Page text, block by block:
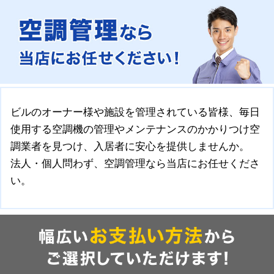
ビルのオーナー様や施設を管理されている皆様、毎日
使用する空調機の管理やメンテナンスのかかりつけ空
調業者を見つけ、入居者に安心を提供しませんか。
法人・個人問わず、空調管理なら当店にお任せくださ
い。